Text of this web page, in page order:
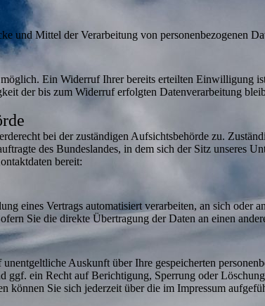
und Mittel der Verarbeitung von personenbezogenen
Ein Widerruf Ihrer bereits erteilten Einwilligung
der bis zum Widerruf erfolgten Datenverarbeitung
bei der zuständigen Aufsichtsbehörde zu.
des Bundeslandes, in dem sich der Sitz unseres
bereit:
eines Vertrags automatisiert verarbeiten, an sich oder
Sie die direkte Übertragung der Daten an einen
Auskunft über Ihre gespeicherten
ggf. ein Recht auf Berichtigung, Sperrung oder
können Sie sich jederzeit über die im Impressum